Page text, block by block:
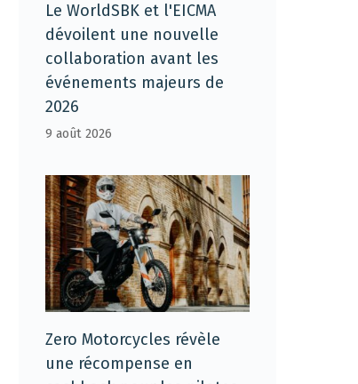
Le WorldSBK et l'EICMA
dévoilent une nouvelle
collaboration avant les
événements majeurs de
2026
9 août 2026
Zero Motorcycles révèle
une récompense en